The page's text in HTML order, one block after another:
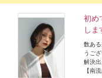
初め
しま
数あ
うご
解決
【南流